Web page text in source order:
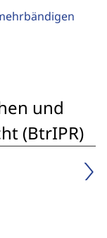
und
(BtrIPR)